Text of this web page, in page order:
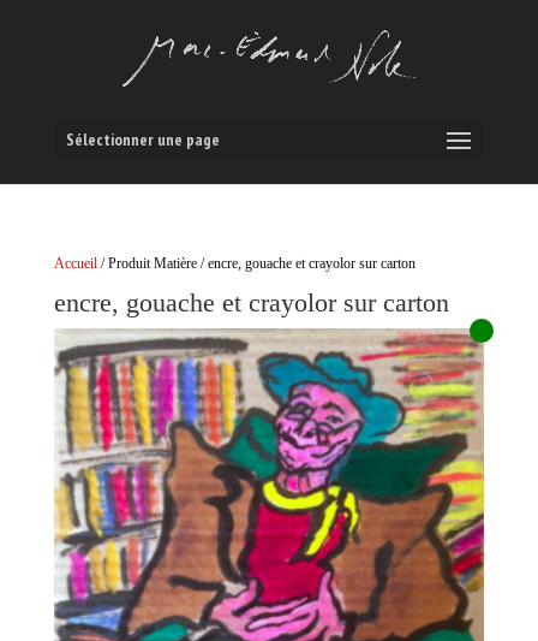
Sélectionner une page
Accueil/ Produit Matière / encre, gouache et crayolor sur carton
encre, gouache et crayolor sur carton